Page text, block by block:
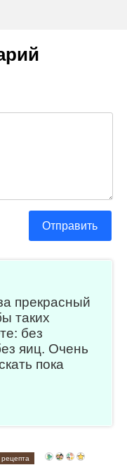
Отправить
прекрасный
таких
без
яиц. Очень
пока